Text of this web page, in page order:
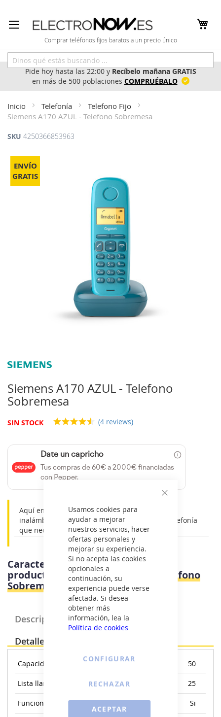
Usamos cookies para
ayudar a mejorar
nuestros servicios, hacer
ofertas personales y
mejorar su experiencia.
Si no acepta las cookies
opcionales a
continuación, su
experiencia puede verse
afectada. Si desea
obtener más
información, lea la
Política de cookies
ACEPTAR
CONFIGURAR
RECHAZAR
al
contenido
Comprar teléfonos fijos baratos a un precio único
Pide hoy hasta las 22:00 yRecíbelo mañana GRATIS
en más de 500 poblaciones COMPRUÉBALO
Inicio Telefonía
Telefono Fijo
Siemens A170 AZUL - Telefono Sobremesa
Siemens A170 AZUL - Telefono
Sobremesa
SIN STOCK (4 reviews)
Date un capricho
Tus compras de 60€ a 2000€ financiadas
con Pepper.
Aquí encontrarás toda la selección de teléfonos
inalámbricos encontrará las soluciones para telefonía
que necesites.
ENVÍO
GRATIS
SKU 4250366853963
Saltar
final
de
Saltar
al
de
la
de
Características e información del
producto
Siemens A170 AZUL - Telefono
Sobremesa
Descripción Producto
Detalles
Capacidad guia telefonica: 50
Lista llamadas perdidas/recibidas: 25
Funcion Despertador: Si